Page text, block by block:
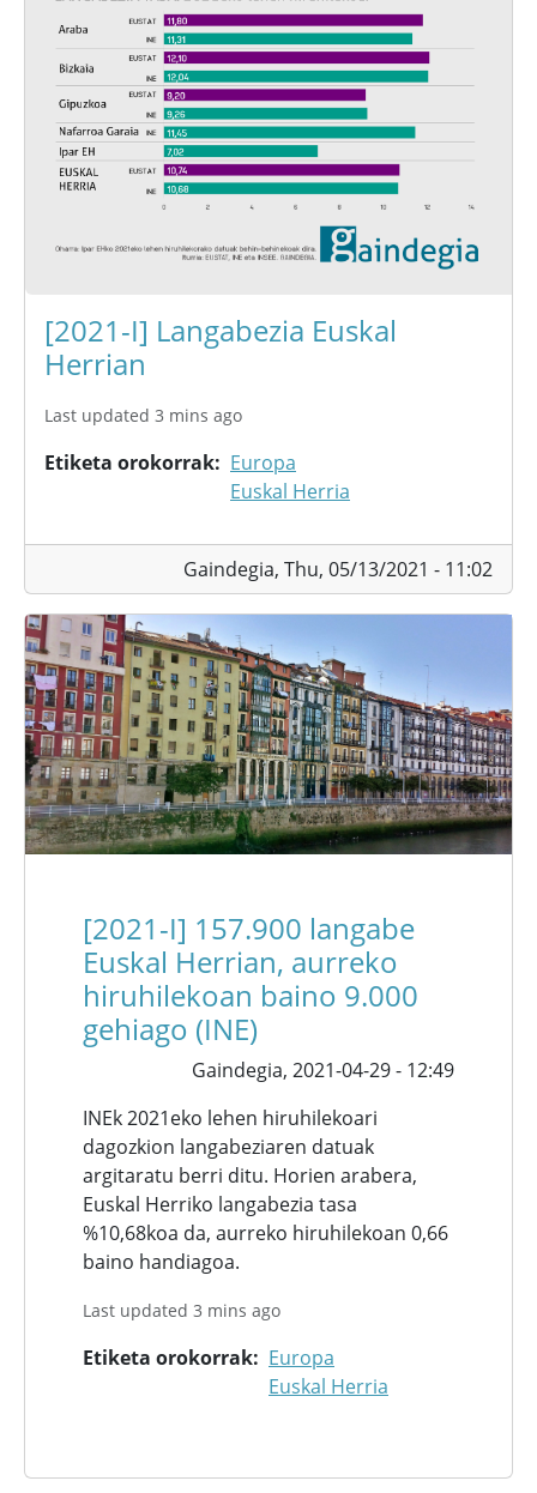
[2021-I] Langabezia Euskal
Herrian
Last updated 3 mins ago
Etiketa orokorrak
Europa
Euskal Herria
Gaindegia, Thu, 05/13/2021 - 11:02
[2021-I] 157.900 langabe
Euskal Herrian, aurreko
hiruhilekoan baino 9.000
gehiago (INE)
Gaindegia, 2021-04-29 - 12:49
INEk 2021eko lehen hiruhilekoari
dagozkion langabeziaren datuak
argitaratu berri ditu. Horien arabera,
Euskal Herriko langabezia tasa
%10,68koa da, aurreko hiruhilekoan 0,66
baino handiagoa.
Last updated 3 mins ago
Etiketa orokorrak
Europa
Euskal Herria